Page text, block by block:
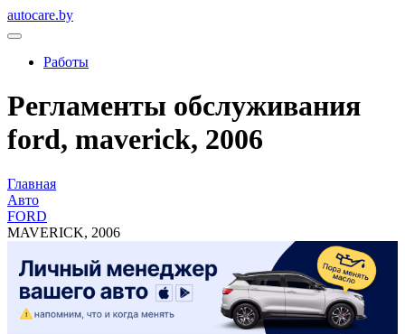
autocare.by
Работы
Регламенты обслуживания
ford, maverick, 2006
Главная
Авто
FORD
MAVERICK, 2006